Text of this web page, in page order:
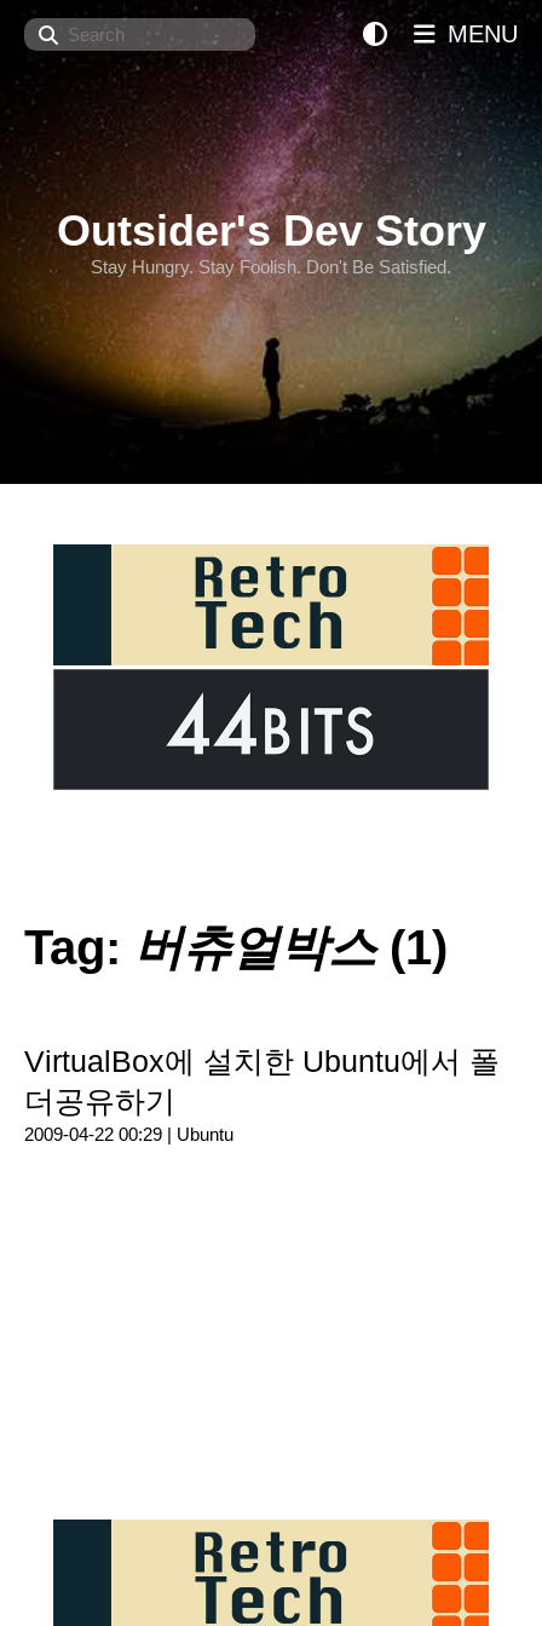
Search
Outsider's Dev Story
Stay Hungry. Stay Foolish. Don't Be Satisfied.
MENU
Tag: 버츄얼박스(1)
VirtualBox에 설치한 Ubuntu에서 폴
더공유하기
2009-04-22 00:29 | Ubuntu